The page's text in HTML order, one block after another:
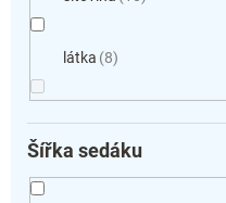
látka 8
Šířka sedáku